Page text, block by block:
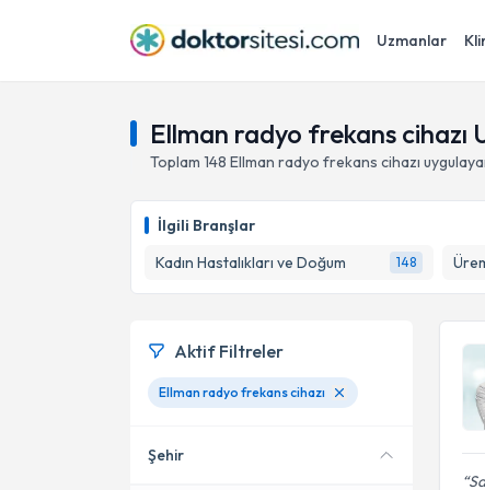
Uzmanlar
Ellman radyo frekans
Toplam 148 Ellman radyo frekans cihazı
İlgili Branşlar
Kadın Hastalıkları ve Doğum
148
Aktif Filtreler
Ellman radyo frekans cihazı
Şehir